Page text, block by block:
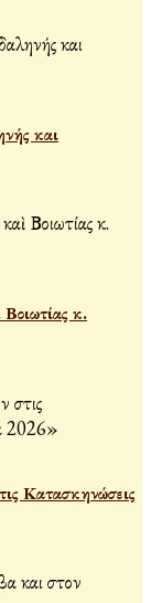
και
κ.
Κατασκηνώσεις